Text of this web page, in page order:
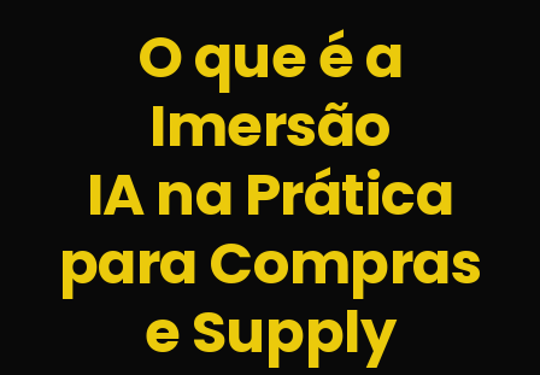
O que é a
Imersão
IA na Prática
para Compras
e Supply